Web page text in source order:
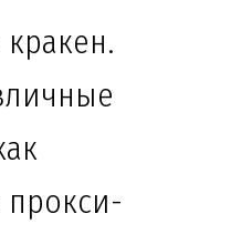
прокси-